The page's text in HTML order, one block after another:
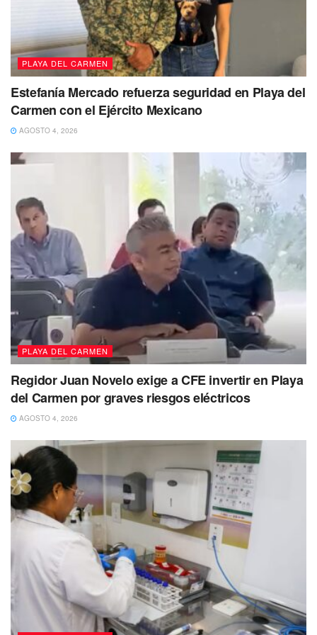
PLAYA DEL CARMEN
Estefanía Mercado refuerza seguridad en Playa del
Carmen con el Ejército Mexicano
AGOSTO 4, 2026
PLAYA DEL CARMEN
Regidor Juan Novelo exige a CFE invertir en Playa
del Carmen por graves riesgos eléctricos
AGOSTO 4, 2026